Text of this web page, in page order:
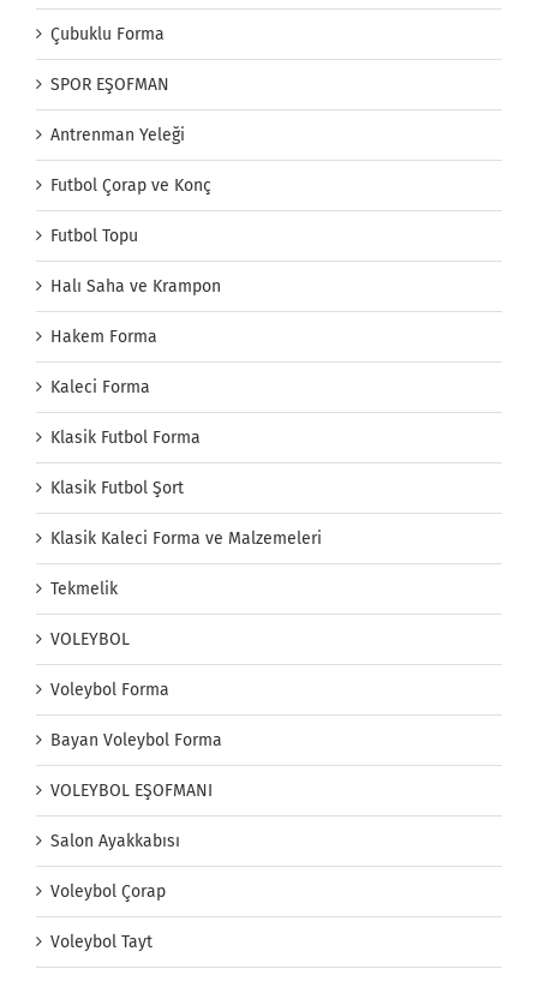
Çubuklu Forma
SPOR EŞOFMAN
Antrenman Yeleği
Futbol Çorap ve Konç
Futbol Topu
Halı Saha ve Krampon
Hakem Forma
Kaleci Forma
Klasik Futbol Forma
Klasik Futbol Şort
Klasik Kaleci Forma ve Malzemeleri
Tekmelik
VOLEYBOL
Voleybol Forma
Bayan Voleybol Forma
VOLEYBOL EŞOFMANI
Salon Ayakkabısı
Voleybol Çorap
Voleybol Tayt